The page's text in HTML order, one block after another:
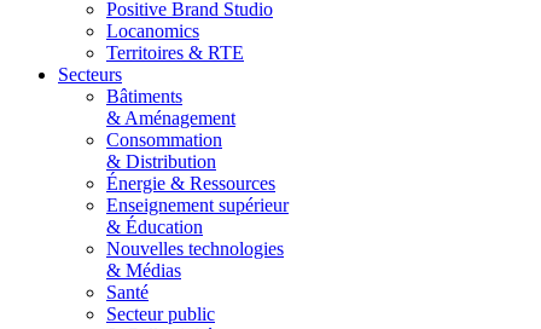
Positive Brand Studio
Locanomics
Territoires & RTE
Secteurs
Bâtiments
& Aménagement
Consommation
& Distribution
Énergie & Ressources
Enseignement supérieur
& Éducation
Nouvelles technologies
& Médias
Santé
Secteur public